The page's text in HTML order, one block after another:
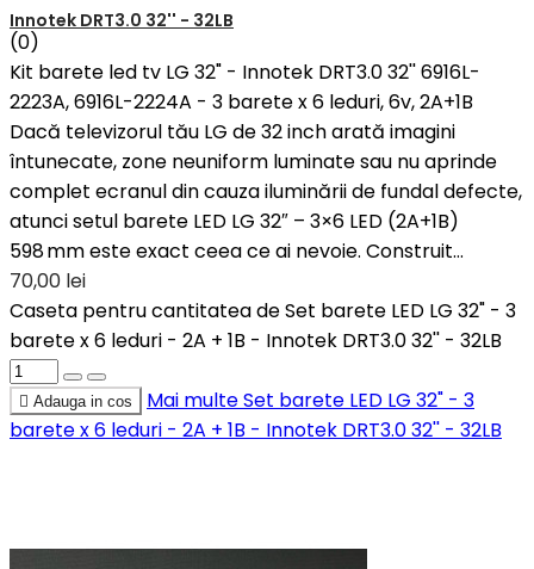
Innotek DRT3.0 32'' - 32LB
(0)
Kit barete led tv LG 32" - Innotek DRT3.0 32'' 6916L-
2223A, 6916L-2224A - 3 barete x 6 leduri, 6v, 2A+1B
Dacă televizorul tău LG de 32 inch arată imagini
întunecate, zone neuniform luminate sau nu aprinde
complet ecranul din cauza iluminării de fundal defecte,
atunci setul barete LED LG 32″ – 3×6 LED (2A+1B)
598 mm este exact ceea ce ai nevoie. Construit...
70,00 lei
Caseta pentru cantitatea de Set barete LED LG 32" - 3
barete x 6 leduri - 2A + 1B - Innotek DRT3.0 32'' - 32LB
 Adauga in cos Mai multeSet barete LED LG 32" - 3
barete x 6 leduri - 2A + 1B - Innotek DRT3.0 32'' - 32LB